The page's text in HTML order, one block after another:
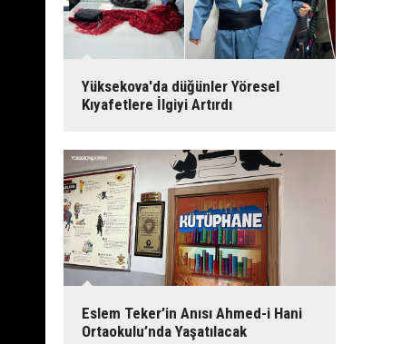
Yüksekova'da düğünler Yöresel
Kıyafetlere İlgiyi Artırdı
Eslem Teker’in Anısı Ahmed-i Hani
Ortaokulu’nda Yaşatılacak